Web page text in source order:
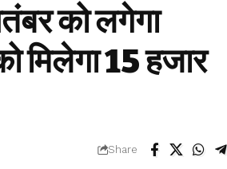
को लगेगा
मिलेगा 15 हजार
Share